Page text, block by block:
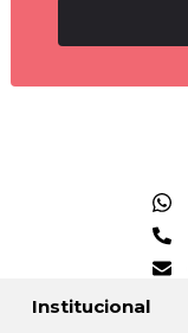
Institucional